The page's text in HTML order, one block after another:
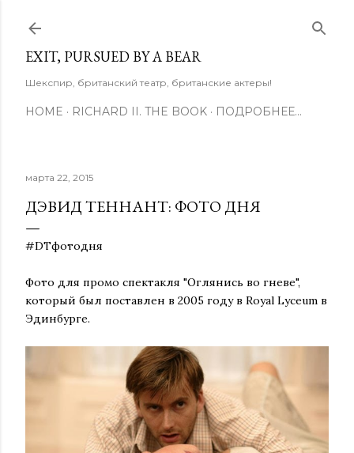
EXIT, PURSUED BY A BEAR
Шекспир, британский театр, британские актеры!
HOME RICHARD II. THE BOOK ПОДРОБНЕЕ…
марта 22, 2015
ДЭВИД ТЕННАНТ: ФОТО ДНЯ
#DTфотодня
Фото для промо спектакля "Оглянись во гневе",
который был поставлен в 2005 году в Royal Lyceum в
Эдинбурге.